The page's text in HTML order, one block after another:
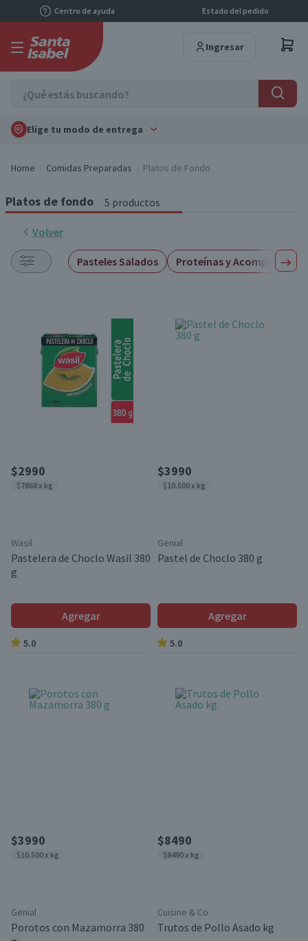
Centro de ayuda Estado del pedido
Ingresar
Elige tu modo de entrega
Home Comidas Preparadas Platos de Fondo
Platos de fondo 5 productos
Volver
Pasteles Salados Proteínas y
$2990
$7868 x kg
Wasil
Pastelera de Choclo Wasil 380
g
Agregar
5.0
$3990
$10.500 x kg
Genial
Pastel de Choclo 380 g
Agregar
5.0
$3990
$10.500 x kg
Genial
Porotos con Mazamorra 380
$8490
$8490 x kg
Cuisine & Co
Trutos de Pollo Asado kg